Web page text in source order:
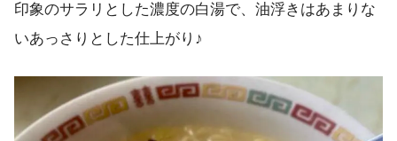
印象のサラリとした濃度の白湯で、油浮きはあまりな
いあっさりとした仕上がり♪